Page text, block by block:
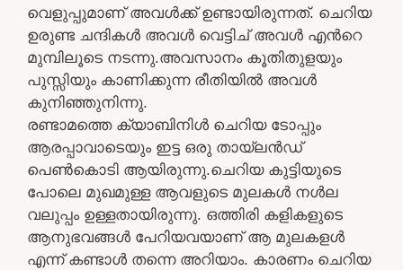
വെളുപ്പുമാണ് അവൾക്ക് ഉണ്ടായിരുന്നത്. ചെറിയ
ഉരുണ്ട ചന്ദികൾ അവൾ വെട്ടിച് അവൾ എന്‍റെ
മുമ്പിലൂടെ നടന്നു.അവസാനം കൂതിതുളയും
പുസ്സിയും കാണിക്കുന്ന രീതിയിൽ അവൾ
കുനിഞ്ഞുനിന്നു.
രണ്ടാമത്തെ ക്യാബിനിൾ ചെറിയ ടോപ്പും
ആരപ്പാവാടെയും ഇട്ട ഒരു തായ്‌ലൻഡ്
പെൺകൊടി ആയിരുന്നു.ചെറിയ കുട്ടിയുടെ
പോലെ മുഖമുള്ള ആവളുടെ മുലകൾ നൾല
വലുപ്പം ഉള്ളതായിരുന്നു. ഒത്തിരി കളികളുടെ
ആനുഭവങ്ങൾ പേറിയവയാണ് ആ മുലകളൾ
എന്ന് കണ്ടാൾ തന്നെ അറിയാം. കാരണം ചെറിയ